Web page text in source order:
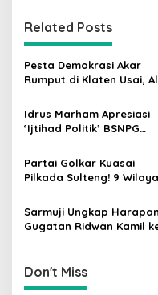
n
a
v
i
g
a
t
i
o
n
Related Posts
Pesta Demokrasi Akar
Rumput di Klaten Usai,
Kursi Ketua RW 04 Kemiri
Idrus Marham Apresiasi
‘Ijtihad Politik’ BSNPG
Agar Rakyat Jadi Aktor
Utama di Pemilu!
Partai Golkar Kuasai
Pilkada Sulteng! 9
Hanya 4
Sarmuji Ungkap
Gugatan Ridwan Kamil
Don't Miss